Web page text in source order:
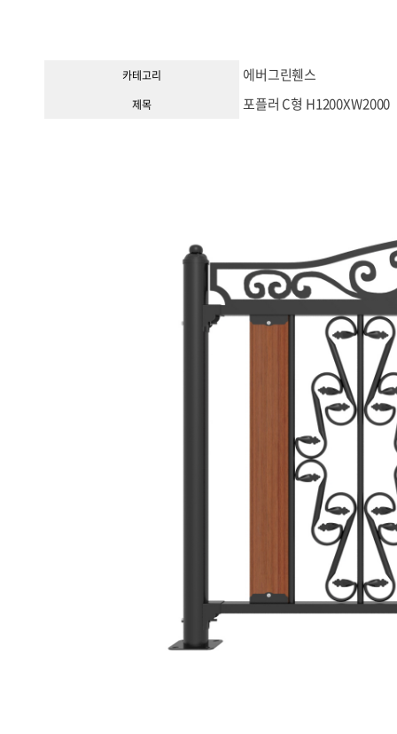
카테고리 에버그린휀스
제목 포플러 C형 H1200XW2000